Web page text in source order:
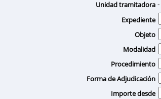
Unidad tramitadora -
Expediente
Objeto
Modalidad
Procedimiento
Forma de Adjudicación
Importe desde